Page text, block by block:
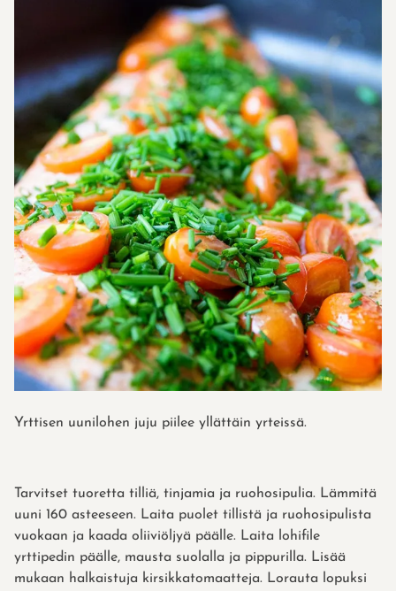
Yrttisen uunilohen juju piilee yllättäin yrteissä.
Tarvitset tuoretta tilliä, tinjamia ja ruohosipulia. Lämmitä
uuni 160 asteeseen. Laita puolet tillistä ja ruohosipulista
vuokaan ja kaada oliiviöljyä päälle. Laita lohifile
yrttipedin päälle, mausta suolalla ja pippurilla. Lisää
mukaan halkaistuja kirsikkatomaatteja. Lorauta lopuksi